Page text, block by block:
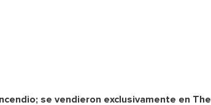
se vendieron exclusivamente en The